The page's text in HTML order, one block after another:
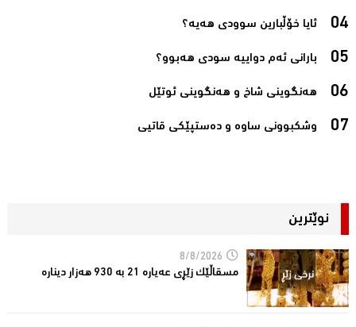
ئایا خۆڵبارین سوودی هەیە؟‌
بارانی ئه‌م دواییه‌ سودی هه‌بوو؟‌
هەنگوینی شاخ و هەنگوینی ئوتێل‌
وشكبوونی ساوه‌ و ده‌ستپێكی قاتیی‌
نوێترین
8/8/2026
مسقاڵێک زێڕی عەیارە 21 بە 930 هەزار دینارە